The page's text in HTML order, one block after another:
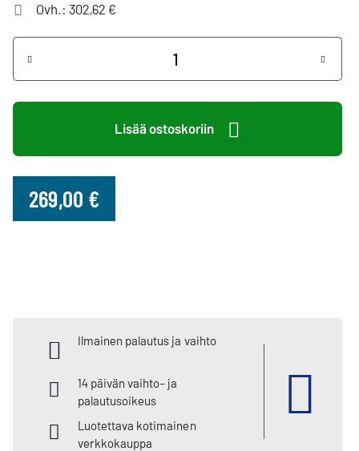
Ovh.: 302,62 €
+ -
Lisää ostoskoriin
269,00 €
Ilmainen palautus ja vaihto
14 päivän vaihto- ja
palautusoikeus
Luotettava kotimainen
verkkokauppa